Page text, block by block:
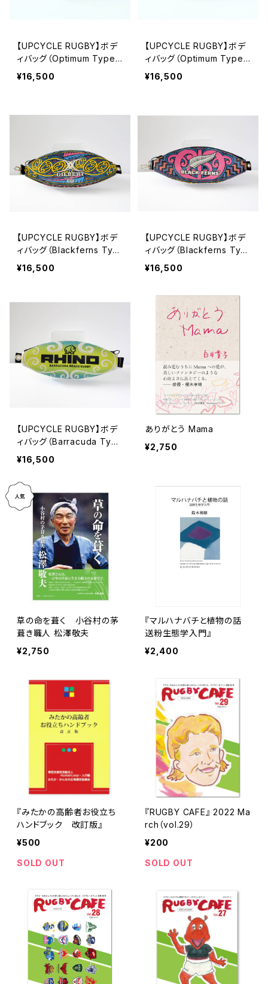
【UPCYCLE RUGBY】ボデ
ィバッグ（Optimum Type-
B）
¥16,500
【UPCYCLE RUGBY】ボデ
ィバッグ（Optimum Type-
A）
¥16,500
【UPCYCLE RUGBY】ボデ
ィバッグ（Blackferns Typ
e-B）
¥16,500
【UPCYCLE RUGBY】ボデ
ィバッグ（Blackferns Typ
e-A）
¥16,500
【UPCYCLE RUGBY】ボデ
ィバッグ（Barracuda Type
-A）
¥16,500
ありがとう Mama
¥2,750
草の命を葺く 小谷村の茅
葺き職人 松澤敬夫
¥2,750
『マルハナバチと植物の話
送粉生態学入門』
¥2,400
『みたかの高齢者お役立ち
ハンドブック 改訂版』
¥500
SOLD OUT
『RUGBY CAFE』 2022 Ma
rch（vol.29）
¥200
SOLD OUT